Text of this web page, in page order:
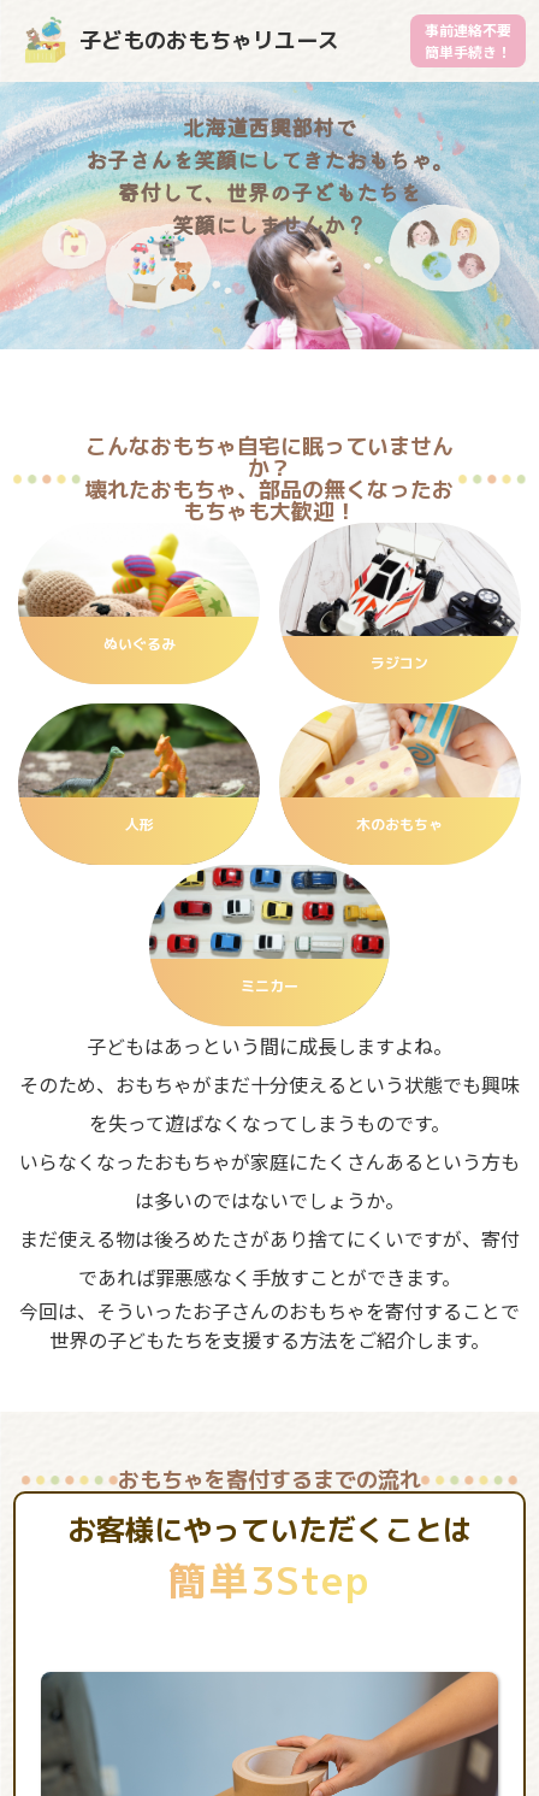
子どものおもちゃリユース
事前連絡不要
簡単手続き！
北海道西興部村で
お子さんを笑顔にしてきたおもちゃ。
寄付して、世界の子どもたちを
笑顔にしませんか？
こんなおもちゃ自宅に眠っていません
か？
壊れたおもちゃ、部品の無くなったお
もちゃも大歓迎！
ぬいぐるみ
ラジコン
人形 木のおもちゃ
ミニカー
子どもはあっという間に成長しますよね。
そのため、おもちゃがまだ十分使えるという状態でも興味
を失って遊ばなくなってしまうものです。
いらなくなったおもちゃが家庭にたくさんあるという方も
は多いのではないでしょうか。
まだ使える物は後ろめたさがあり捨てにくいですが、寄付
であれば罪悪感なく手放すことができます。
今回は、そういったお子さんのおもちゃを寄付することで
世界の子どもたちを支援する方法をご紹介します。
おもちゃを寄付するまでの流れ
お客様にやっていただくことは
簡単3Step